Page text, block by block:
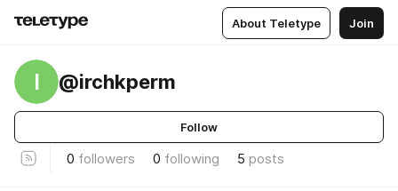
About Teletype Join
I @irchkperm
Follow
0 followers 0 following 5 posts